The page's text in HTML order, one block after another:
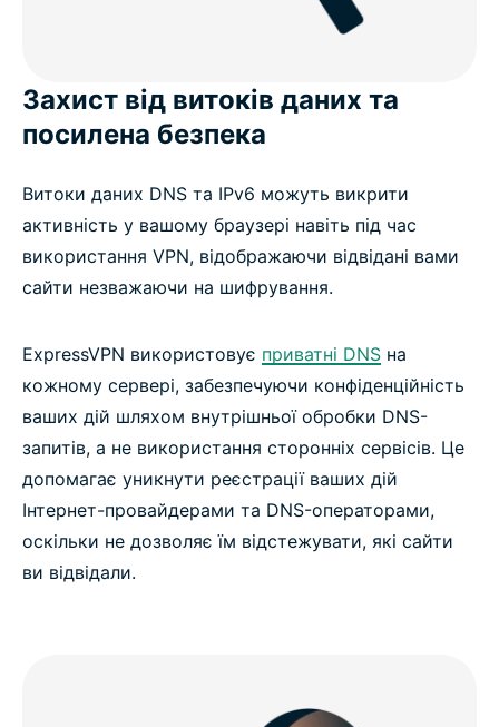
Захист від витоків даних та
посилена безпека
Витоки даних DNS та IPv6 можуть викрити
активність у вашому браузері навіть під час
використання VPN, відображаючи відвідані вами
сайти незважаючи на шифрування.
ExpressVPN використовує приватні DNS на
кожному сервері, забезпечуючи конфіденційність
ваших дій шляхом внутрішньої обробки DNS-
запитів, а не використання сторонніх сервісів. Це
допомагає уникнути реєстрації ваших дій
Інтернет-провайдерами та DNS-операторами,
оскільки не дозволяє їм відстежувати, які сайти
ви відвідали.